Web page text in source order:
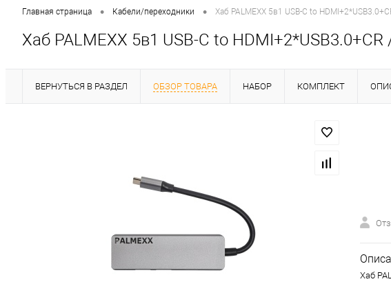
Главная страница • Кабели/переходники • Хаб PALMEXX 5в1 USB-C to
Хаб PALMEXX 5в1 USB-C to HDMI+2*USB3.0+CR
ВЕРНУТЬСЯ В РАЗДЕЛ ОБЗОР ТОВАРА НАБОР КОМПЛЕКТ
Хаб